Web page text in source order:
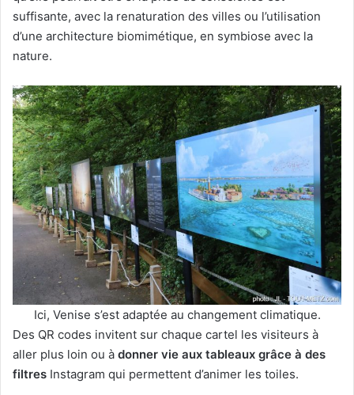
suffisante, avec la renaturation des villes ou l’utilisation
d’une architecture biomimétique, en symbiose avec la
nature.
Ici, Venise s’est adaptée au changement climatique.
Des QR codes invitent sur chaque cartel les visiteurs à
aller plus loin ou à donner vie aux tableaux grâce à des
filtres Instagram qui permettent d’animer les toiles.